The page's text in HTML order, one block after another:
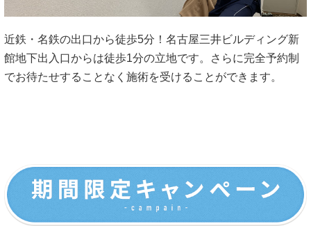
近鉄・名鉄の出口から徒歩5分！名古屋三井ビルディング新
館地下出入口からは徒歩1分の立地です。さらに完全予約制
でお待たせすることなく施術を受けることができます。